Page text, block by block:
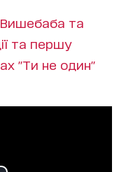
та
та першу
"Ти не один"